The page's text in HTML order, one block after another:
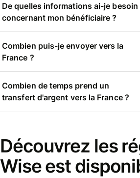
De quelles informations ai-je besoin
concernant mon bénéficiaire ?
Combien puis-je envoyer vers la
France ?
Combien de temps prend un
transfert d'argent vers la France ?
Découvrez les
Wise est